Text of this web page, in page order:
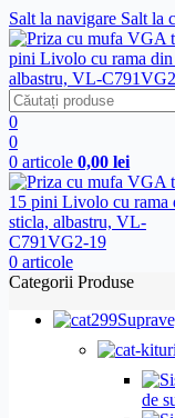
Salt la navigare Salt la
0
0
0 articole 0,00 lei
0 articole
Categorii Produse
de